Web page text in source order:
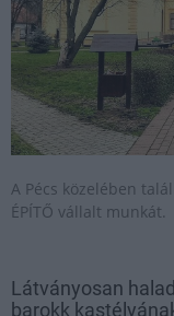
A Pécs közelében
ÉPÍTŐ vállalt munkát.
Látványosan
barokk